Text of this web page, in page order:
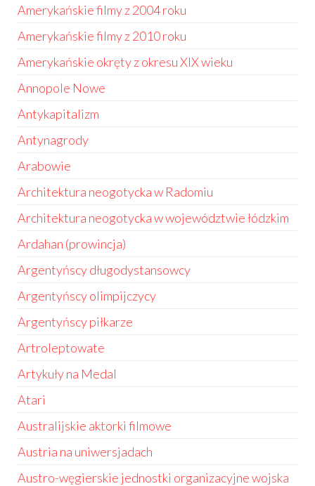
Amerykańskie filmy z 2004 roku
Amerykańskie filmy z 2010 roku
Amerykańskie okręty z okresu XIX wieku
Annopole Nowe
Antykapitalizm
Antynagrody
Arabowie
Architektura neogotycka w Radomiu
Architektura neogotycka w województwie łódzkim
Ardahan (prowincja)
Argentyńscy długodystansowcy
Argentyńscy olimpijczycy
Argentyńscy piłkarze
Artroleptowate
Artykuły na Medal
Atari
Australijskie aktorki filmowe
Austria na uniwersjadach
Austro-węgierskie jednostki organizacyjne wojska